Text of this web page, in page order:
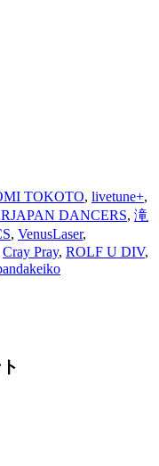
TOKOTO, livetune+,
DANCERS, 滝
, VenusLaser,
Cray Pray, ROLF U DIV,